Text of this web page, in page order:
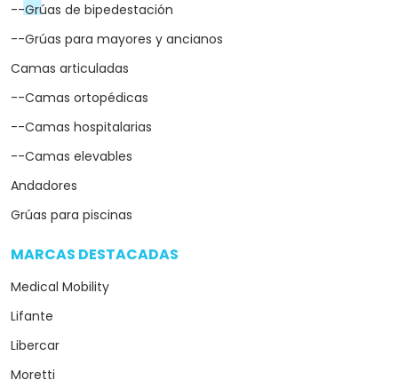
--Grúas de bipedestación
--Grúas para mayores y ancianos
Camas articuladas
--Camas ortopédicas
--Camas hospitalarias
--Camas elevables
Andadores
Grúas para piscinas
MARCAS DESTACADAS
Medical Mobility
Lifante
Libercar
Moretti